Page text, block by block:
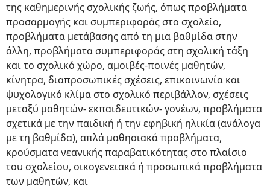
της καθημερινής σχολικής ζωής, όπως προβλήματα
προσαρμογής και συμπεριφοράς στο σχολείο,
προβλήματα μετάβασης από τη μια βαθμίδα στην
άλλη, προβλήματα συμπεριφοράς στη σχολική τάξη
και το σχολικό χώρο, αμοιβές-ποινές μαθητών,
κίνητρα, διαπροσωπικές σχέσεις, επικοινωνία και
ψυχολογικό κλίμα στο σχολικό περιβάλλον, σχέσεις
μεταξύ μαθητών- εκπαιδευτικών- γονέων, προβλήματα
σχετικά με την παιδική ή την εφηβική ηλικία (ανάλογα
με τη βαθμίδα), απλά μαθησιακά προβλήματα,
κρούσματα νεανικής παραβατικότητας στο πλαίσιο
του σχολείου, οικογενειακά ή προσωπικά προβλήματα
των μαθητών, και